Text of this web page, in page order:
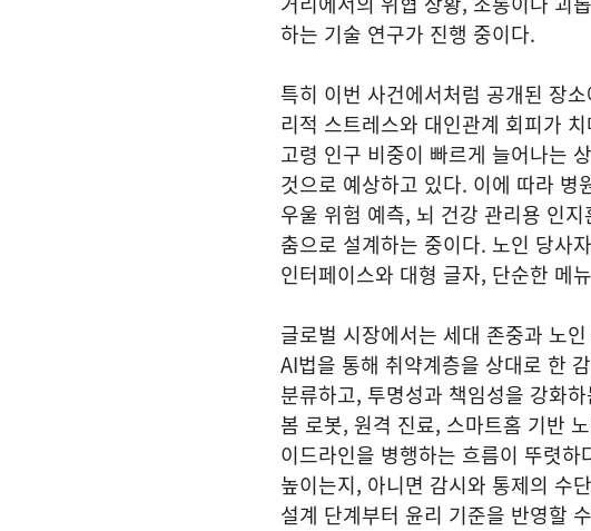
하는 기술 연구가 진행 중이다.
특히 이번 사건에서처럼 공개된 장
리적 스트레스와 대인관계 회피가
고령 인구 비중이 빠르게 늘어나는
것으로 예상하고 있다. 이에 따라
우울 위험 예측, 뇌 건강 관리용 인
춤으로 설계하는 중이다. 노인 당사
인터페이스와 대형 글자, 단순한 메
글로벌 시장에서는 세대 존중과 노
AI법을 통해 취약계층을 상대로 한
분류하고, 투명성과 책임성을 강화
봄 로봇, 원격 진료, 스마트홈 기반
이드라인을 병행하는 흐름이 뚜렷
높이는지, 아니면 감시와 통제의 수
설계 단계부터 윤리 기준을 반영할